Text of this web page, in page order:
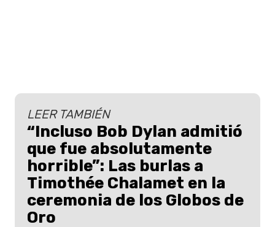
LEER TAMBIÉN
“Incluso Bob Dylan admitió
que fue absolutamente
horrible”: Las burlas a
Timothée Chalamet en la
ceremonia de los Globos de
Oro